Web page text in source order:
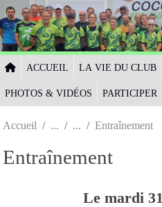
ACCUEIL LA VIE DU CLUB
PHOTOS & VIDÉOS PARTICIPER
Accueil Entraînement
Entraînement
Le mardi 31
Panneau de gestion des cookies